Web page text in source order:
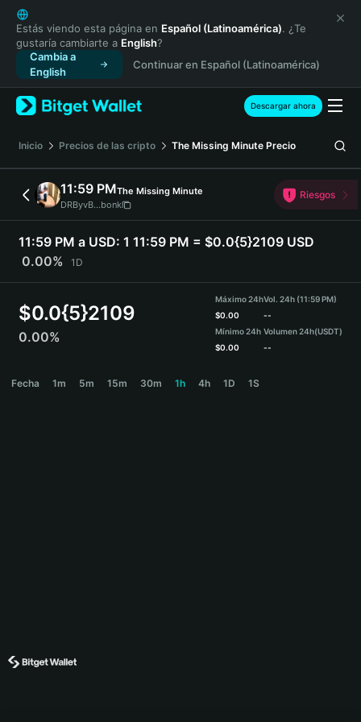
English
日本語
Tiếng Việt
Русский
Español (Latinoamérica)
Türkçe
Français
Deutsch
简体中文
繁體中文
Português (Portugal)
Bahasa Indonesia
ภาษาไทย
हिन्दी
Español
Português (Brasil)
Estás viendo esta página en Español (Latinoamérica). ¿Te
gustaría cambiarte a English?
Cambia a
English
Continuar en Español (Latinoamérica)
Descargar ahora
Inicio Precios de las cripto The Missing Minute Precio
11:59 PMThe Missing Minute
DRByvB...bonk
Riesgos
11:59 PM a USD: 1 11:59 PM = $0.0{5}2109 USD
0.00%
1D
$0.0{5}2109
0.00%
Máximo 24h
$0.00
Mínimo 24h
$0.00
Vol. 24h (11:59 PM)
--
Volumen 24h(USDT)
--
Fecha 1m 5m 15m 30m 1h 4h 1D 1S